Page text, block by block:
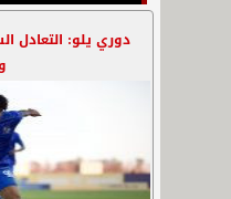
دوري يلو: التعادل